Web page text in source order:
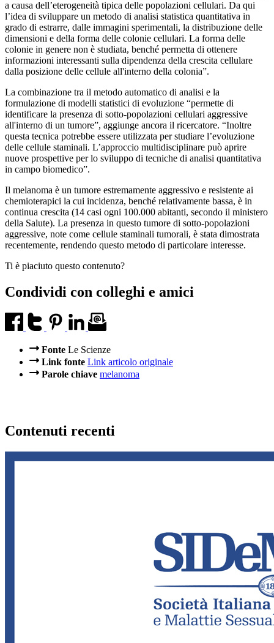
a causa dell’eterogeneità tipica delle popolazioni cellulari. Da qui
l’idea di sviluppare un metodo di analisi statistica quantitativa in
grado di estrarre, dalle immagini sperimentali, la distribuzione delle
dimensioni e della forma delle colonie cellulari. La forma delle
colonie in genere non è studiata, benché permetta di ottenere
informazioni interessanti sulla dipendenza della crescita cellulare
dalla posizione delle cellule all'interno della colonia”.
La combinazione tra il metodo automatico di analisi e la
formulazione di modelli statistici di evoluzione “permette di
identificare la presenza di sotto-popolazioni cellulari aggressive
all'interno di un tumore”, aggiunge ancora il ricercatore. “Inoltre
questa tecnica potrebbe essere utilizzata per studiare l’evoluzione
delle cellule staminali. L’approccio multidisciplinare può aprire
nuove prospettive per lo sviluppo di tecniche di analisi quantitativa
in campo biomedico”.
Il melanoma è un tumore estremamente aggressivo e resistente ai
chemioterapici la cui incidenza, benché relativamente bassa, è in
continua crescita (14 casi ogni 100.000 abitanti, secondo il ministero
della Salute). La presenza in questo tumore di sotto-popolazioni
aggressive, note come cellule staminali tumorali, è stata dimostrata
recentemente, rendendo questo metodo di particolare interesse.
Ti è piaciuto questo contenuto?
Condividi con colleghi e amici
Fonte Le Scienze
Link fonte Link articolo originale
Parole chiave melanoma
Contenuti recenti